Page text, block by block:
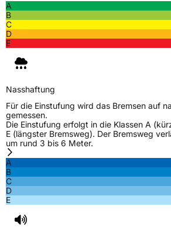
SchlauchtypTL
ZustandNeureifen
M+S
VerstärktXL
EU Label
EffizienzD
A
B
C
D
E
Nasshaftung
Für die Einstufung wird das Bremsen auf
gemessen.
Die Einstufung erfolgt in die Klassen A
E (längster Bremsweg). Der Bremsweg
um rund 3 bis 6 Meter.
A
B
C
D
E